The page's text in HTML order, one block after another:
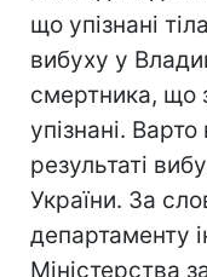
що упізнані
вибуху у
смертника, що
упізнані.
результаті
України. За
департаменту
Міністерства